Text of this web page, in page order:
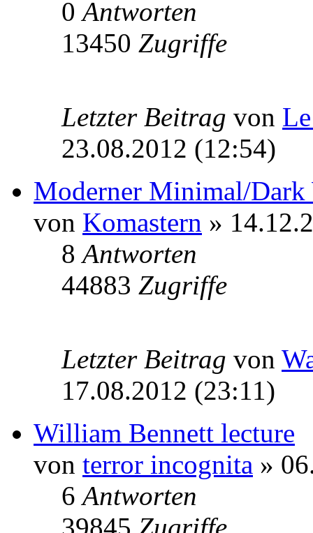
0Antworten
13450 Zugriffe
Letzter Beitrag von
23.08.2012 (12:54)
Moderner Minimal/Dark
von Komastern »
8Antworten
44883 Zugriffe
Letzter Beitrag von
17.08.2012 (23:11)
William Bennett lecture
von terror incognita »
6Antworten